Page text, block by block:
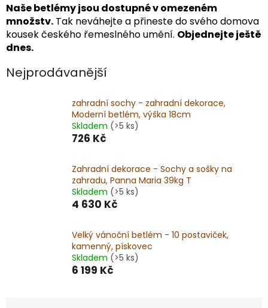
Naše betlémy jsou dostupné v omezeném
množstv. Tak neváhejte a přineste do svého domova
kousek českého řemeslného umění. Objednejte ještě
dnes.
Nejprodávanější
zahradní sochy - zahradní dekorace,
Moderní betlém, výška 18cm
Skladem (>5 ks)
726 Kč
Zahradní dekorace - Sochy a sošky na
zahradu, Panna Maria 39kg T
Skladem (>5 ks)
4 630 Kč
Velký vánoční betlém - 10 postaviček,
kamenný, pískovec
Skladem (>5 ks)
6 199 Kč